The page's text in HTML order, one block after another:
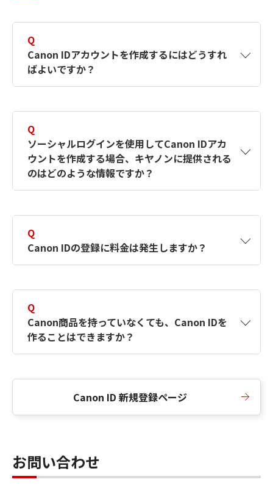
Q
Canon IDアカウントを作成するにはどうすれ
ばよいですか？
す。詳しい作成方法は【カメラ】Canon IDとは
何ですか？Canon IDの作成方法は？をご確認く
ださい。
Q
ソーシャルログインを使用してCanon IDアカ
ウントを作成する場合、キヤノンに提供される
のはどのような情報ですか？
択したサービスから取得します。アカウントを
簡単に作成できるように、この情報を使用して
Canon IDの登録フォームを入力します。
Q
Canon IDの登録に料金は発生しますか？
Q
Canon商品を持っていなくても、Canon IDを
作ることはできますか？
Canon ID 新規登録ページ
お問い合わせ